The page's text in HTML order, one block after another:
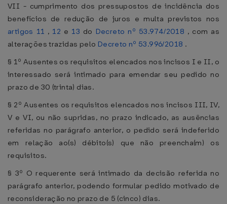
VII - cumprimento dos pressupostos de incidência dos
benefícios de redução de juros e multa previstos nos
artigos 11 , 12 e 13 do Decreto nº 53.974/2018 , com as
alterações trazidas pelo Decreto nº 53.996/2018 .
§ 1º Ausentes os requisitos elencados nos incisos I e II, o
interessado será intimado para emendar seu pedido no
prazo de 30 (trinta) dias.
§ 2º Ausentes os requisitos elencados nos incisos III, IV,
V e VI, ou não supridas, no prazo indicado, as ausências
referidas no parágrafo anterior, o pedido será indeferido
em relação ao(s) débito(s) que não preencha(m) os
requisitos.
§ 3º O requerente será intimado da decisão referida no
parágrafo anterior, podendo formular pedido motivado de
reconsideração no prazo de 5 (cinco) dias.